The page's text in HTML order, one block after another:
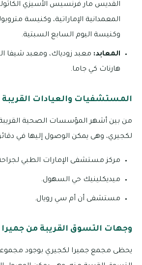
القديس مار فرنسيس الأسيزي
المعمدانية الإماراتية، وكنيسة
وكنيسة اليوم السابع السبتية.
المعابد: معبد زودياك، ومعبد شيفا
هارناث كي جاما.
المستشفيات والعيادات
من بين أشهر المؤسسات الصحية
لكجيري، وهى يمكن الوصول إليها في
مركز مستشفى الإمارات الطبي لجراحة
ميديكلينيك حي السهول.
مستشفى أن أم سي رويال.
وجهات التسوق القريبة من
يحظى مجمع جميرا لكجيري بوجود